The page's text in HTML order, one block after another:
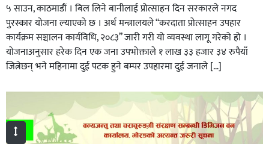
५ साउन, काठमाडौं । बिल लिने बानीलाई प्रोत्साहन दिन सरकारले नगद
पुरस्कार योजना ल्याएको छ । अर्थ मन्त्रालयले “करदाता प्रोत्साहन उपहार
कार्यक्रम सञ्चालन कार्यविधि, २०८३” जारी गरी यो व्यवस्था लागू गरेको हो ।
योजनाअनुसार हरेक दिन एक जना उपभोक्ताले १ लाख ३३ हजार ३४ रुपैयाँ
जित्नेछन् भने महिनामा दुई पटक हुने बम्पर उपहारमा दुई जनाले […]